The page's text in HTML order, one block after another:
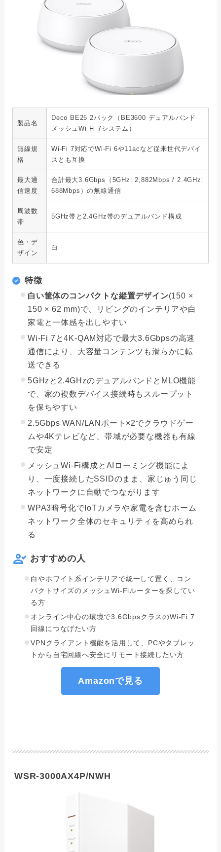
製品名
Deco BE25 2パック（BE3600 デュアルバンド
メッシュWi-Fi 7システム）
無線規
格
Wi-Fi 7対応でWi-Fi 6や11acなど従来世代デバイ
スとも互換
最大通
信速度
合計最大3.6Gbps（5GHz: 2,882Mbps / 2.4GHz:
688Mbps）の無線通信
周波数
帯
5GHz帯と2.4GHz帯のデュアルバンド構成
色・デ
ザイン
白
特徴
白い筐体のコンパクトな縦置デザイン(150 ×
150 × 62 mm)で、リビングのインテリアや白
家電と一体感を出しやすい
Wi-Fi 7と4K-QAM対応で最大3.6Gbpsの高速
通信により、大容量コンテンツも滑らかに転
送できる
5GHzと2.4GHzのデュアルバンドとMLO機能
で、家の複数デバイス接続時もスループット
を保ちやすい
2.5Gbps WAN/LANポート×2でクラウドゲー
ムや4Kテレビなど、帯域が必要な機器も有線
で安定
メッシュWi-Fi構成とAIローミング機能によ
り、一度接続したSSIDのまま、家じゅう同じ
ネットワークに自動でつながります
WPA3暗号化でIoTカメラや家電を含むホーム
ネットワーク全体のセキュリティを高められ
る
おすすめの人
白やホワイト系インテリアで統一して置く、コン
パクトサイズのメッシュWi-Fiルーターを探してい
る方
オンライン中心の環境で3.6GbpsクラスのWi-Fi 7
回線につなげたい方
VPNクライアント機能を活用して、PCやタブレッ
トから自宅回線へ安全にリモート接続したい方
Amazonで見る
WSR-3000AX4P/NWH